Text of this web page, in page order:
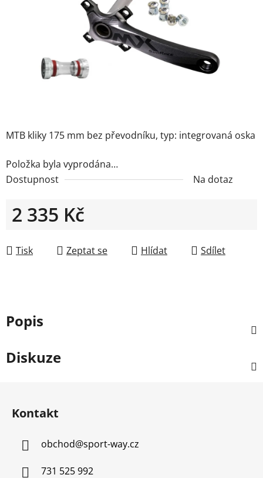
MTB kliky 175 mm bez převodníku, typ: integrovaná oska
Položka byla vyprodána…
Dostupnost
Na dotaz
2 335 Kč
Tisk
Zeptat se Hlídat Sdílet
Popis
Diskuze
Kontakt
obchod@sport-way.cz
731 525 992